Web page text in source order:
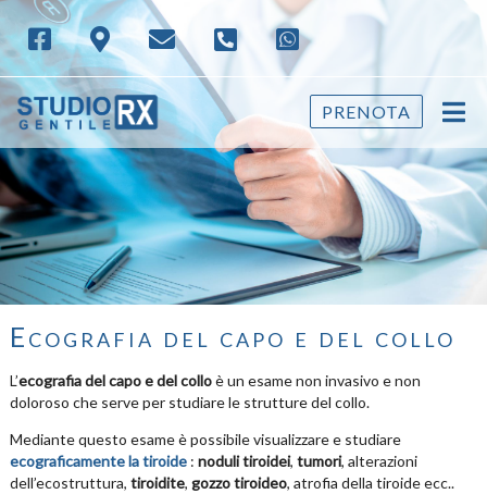
PRENOTA
Ecografia del capo e del collo
L’ecografia del capo e del colloè un esame non invasivo e non
doloroso che serve per studiare le strutture del collo.
Mediante questo esame è possibile visualizzare e studiare
ecograficamente la tiroide: noduli tiroidei, tumori, alterazioni
dell’ecostruttura, tiroidite, gozzo tiroideo, atrofia della tiroide ecc..